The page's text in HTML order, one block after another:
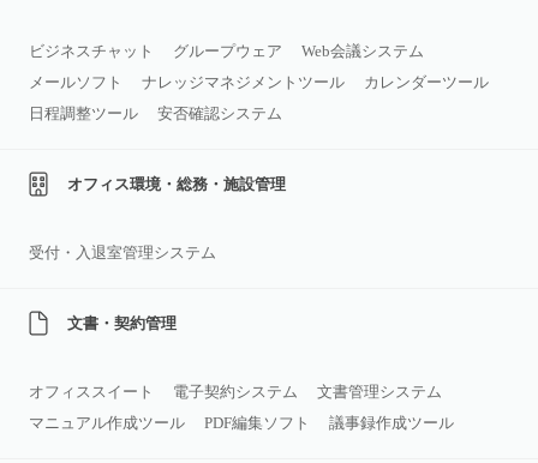
ビジネスチャット グループウェア
Web会議システム
メールソフト
ナレッジマネジメントツール
カレンダーツール
日程調整ツール
安否確認システム
オフィス環境・総務・施設管理
受付・入退室管理システム
文書・契約管理
オフィススイート 電子契約システム
文書管理システム
マニュアル作成ツール
PDF編集ソフト 議事録作成ツール